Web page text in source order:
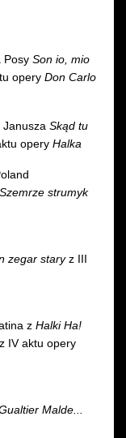
Posy Son io, mio
opery Don Carlo
Janusza Skąd tu
opery Halka
strumyk
zegar staryz III
z Halki Ha!
IV aktu opery
Malde...